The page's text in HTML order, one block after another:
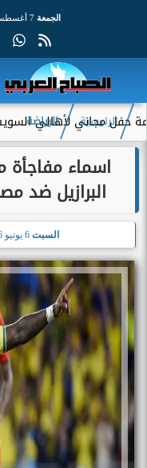
الجمعة 7 أغسطس 2026
لأهالي السويس على
الرئيسية الرياضة
اسماء
البرازيل ضد
السبت 6 يونيو 2026